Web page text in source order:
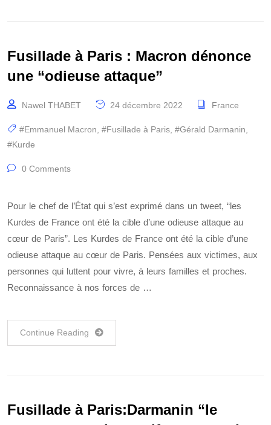
Fusillade à Paris : Macron dénonce
une “odieuse attaque”
Nawel THABET 24 décembre 2022 France
#Emmanuel Macron #Fusillade à Paris #Gérald Darmanin
#Kurde
0 Comments
Pour le chef de l’État qui s’est exprimé dans un tweet, “les
Kurdes de France ont été la cible d’une odieuse attaque au
cœur de Paris”. Les Kurdes de France ont été la cible d’une
odieuse attaque au cœur de Paris. Pensées aux victimes, aux
personnes qui luttent pour vivre, à leurs familles et proches.
Reconnaissance à nos forces de …
Continue Reading
Fusillade à Paris:Darmanin “le